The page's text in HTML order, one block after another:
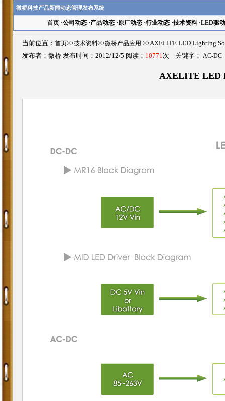
微桥科技产品新闻动态管理发布系统
首页·公司动态·产品动态·原厂动态·行业动态·技术资料·LED驱动
当前位置： 首页>>技术资料>>微桥产品应用 >>AXELITE LED Lighting
发布者：微桥 发布时间：2012/12/5 阅读： 10771 次 关键字： AC-DC
AXELITE LED